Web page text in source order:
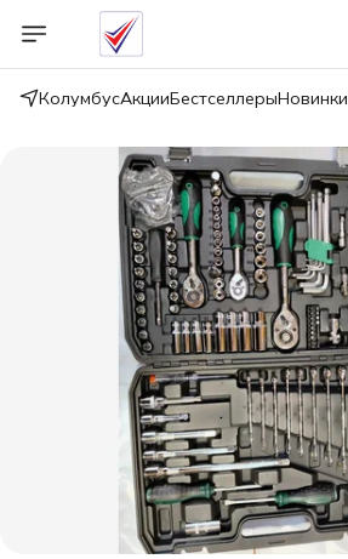
КолумбусАкцииБестселлерыНовинки